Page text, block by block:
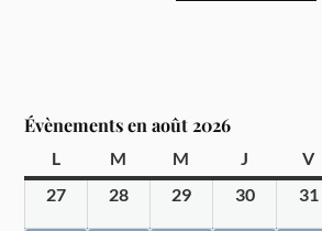
Évènements en août 2026
L M M J V
27
28 29 30 31